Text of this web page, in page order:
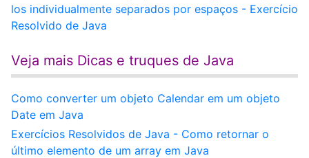
los individualmente separados por espaços - Exercício
Resolvido de Java
Veja mais Dicas e truques de Java
Como converter um objeto Calendar em um objeto
Date em Java
Exercícios Resolvidos de Java - Como retornar o
último elemento de um array em Java